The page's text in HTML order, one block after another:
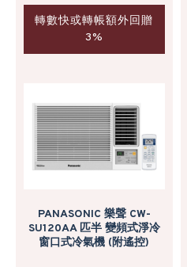
轉數快或轉帳額外回贈
3%
PANASONIC 樂聲 CW-
SU120AA 匹半 變頻式淨冷
窗口式冷氣機 (附遙控)